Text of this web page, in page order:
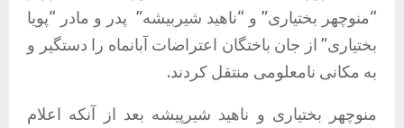
“منوچهر بختیاری” و “ناهید شیربیشه” پدر و مادر “پویا
بختیاری” از جان باختگان اعتراضات آبانماه را دستگیر و
به مکانی نامعلومی منتقل کردند.
منوچهر بختیاری و ناهید شیرپیشه بعد از آنکه اعلام